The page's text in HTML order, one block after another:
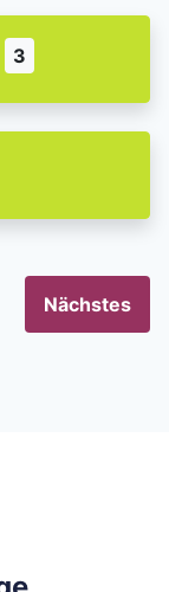
3
Nächstes